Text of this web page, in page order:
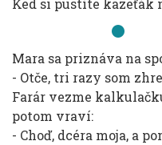
Ked si pustíte kazeťák
Mara sa priznáva na
- Otče, tri razy som
Farár vezme
potom vraví:
- Choď, dcéra moja, a